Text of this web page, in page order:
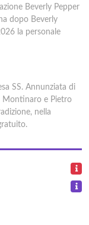
Beverly Pepper
dopo Beverly
la personale
SS. Annunziata di
Montinaro e Pietro
nella